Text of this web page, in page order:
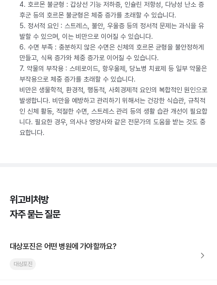
4. 호르몬 불균형 : 갑상선 기능 저하증, 인슐린 저항성, 다낭성 난소 증
후군 등의 호르몬 불균형은 체중 증가를 초래할 수 있습니다.
5. 정서적 요인 : 스트레스, 불안, 우울증 등의 정서적 문제는 과식을 유
발할 수 있으며, 이는 비만으로 이어질 수 있습니다.
6. 수면 부족 : 충분하지 않은 수면은 신체의 호르몬 균형을 불안정하게
만들고, 식욕 증가와 체중 증가로 이어질 수 있습니다.
7. 약물의 부작용 : 스테로이드, 항우울제, 당뇨병 치료제 등 일부 약물은
부작용으로 체중 증가를 초래할 수 있습니다.
비만은 생물학적, 환경적, 행동적, 사회경제적 요인의 복합적인 원인으로
발생합니다. 비만을 예방하고 관리하기 위해서는 건강한 식습관, 규칙적
인 신체 활동, 적절한 수면, 스트레스 관리 등의 생활 습관 개선이 필요합
니다. 필요한 경우, 의사나 영양사와 같은 전문가의 도움을 받는 것도 중
요합니다.
위고비처방
자주 묻는 질문
대상포진은 어떤 병원에 가야할까요?
대상포진